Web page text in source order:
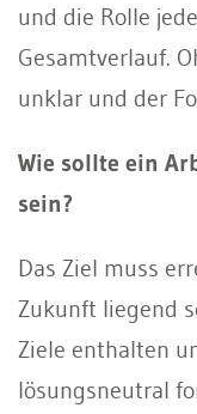
und die Rolle
Gesamtverlauf.
unklar und der
Wie sollte ein
sein?
Das Ziel muss
Zukunft liegend
Ziele enthalten
lösungsneutral